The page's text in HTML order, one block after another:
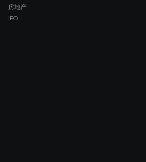
房地产
IPO